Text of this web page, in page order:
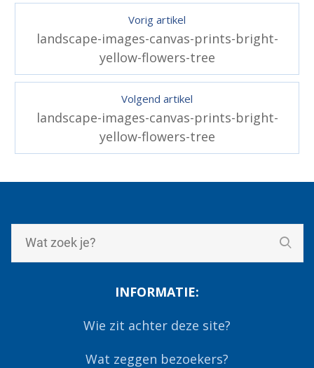
Vorig artikel
landscape-images-canvas-prints-bright-
yellow-flowers-tree
Volgend artikel
landscape-images-canvas-prints-bright-
yellow-flowers-tree
INFORMATIE:
Wie zit achter deze site?
Wat zeggen bezoekers?